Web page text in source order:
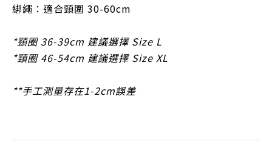
綁繩： 適合頸圍 30-60cm
*頸圈 36-39cm 建議選擇 Size L
*頸圈 46-54cm 建議選擇 Size XL
**手工測量存在1-2cm誤差